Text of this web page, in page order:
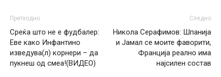
Претходно
Среќа што не е фудбалер:
Еве како Инфантино
изведува(л) корнери – да
пукнеш од смеа!(ВИДЕО)
Следно
Никола Серафимов: Шпанија
и Јамал се моите фаворити,
Франција реално има
најсилен состав